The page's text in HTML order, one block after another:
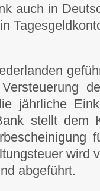
auch in
jährliche
stellt dem
wird
abgeführt.